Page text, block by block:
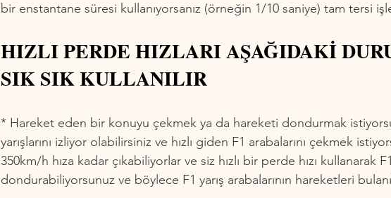
bir enstantane süresi kullanıyorsanız (örneğin 1/10 saniye) tam tersi
HIZLI PERDE HIZLARI AŞAĞIDAKİ
SIK SIK KULLANILIR
* Hareket eden bir konuyu çekmek ya da hareketi dondurmak
yarışlarını izliyor olabilirsiniz ve hızlı giden F1 arabalarını çekmek
350km/h hıza kadar çıkabiliyorlar ve siz hızlı bir perde hızı kullanarak
dondurabiliyorsunuz ve böylece F1 yarış arabalarının hareketleri